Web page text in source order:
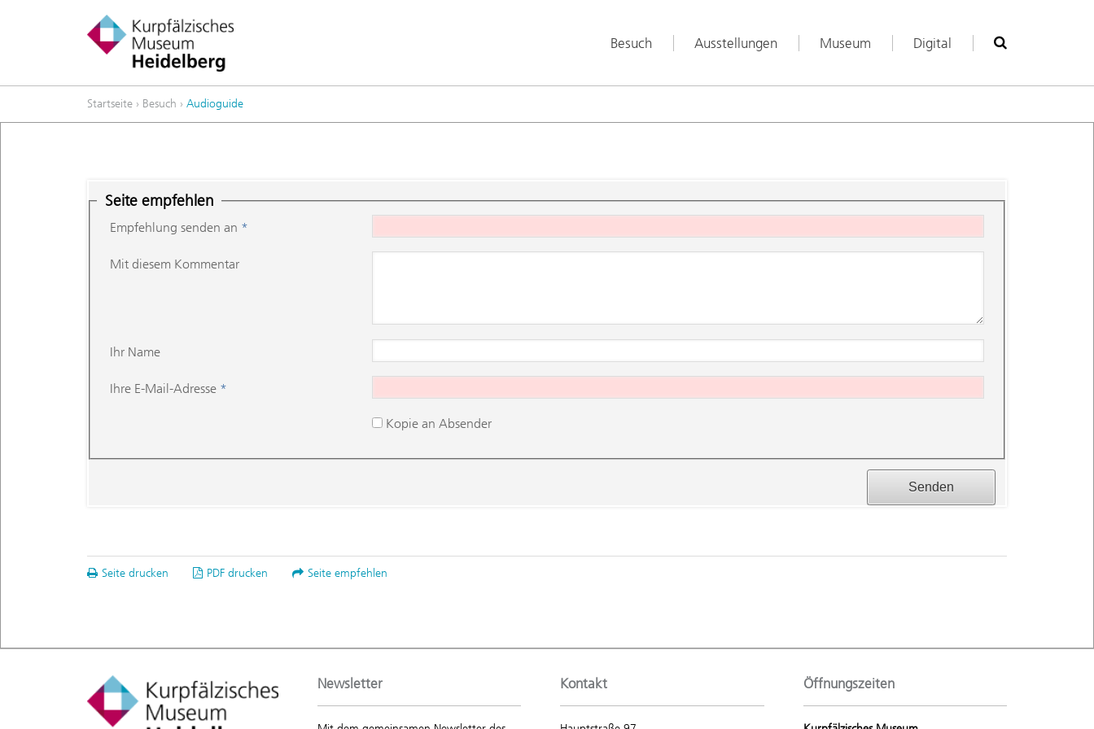
Besuch Ausstellungen Museum
Digital
Startseite › Besuch › Audioguide
Seite empfehlen
Empfehlung senden an *
Mit diesem Kommentar
Ihr Name
Ihre E-Mail-Adresse *
Kopie an Absender
Seite drucken PDF drucken Seite empfehlen
Newsletter Kontakt Öffnungszeiten